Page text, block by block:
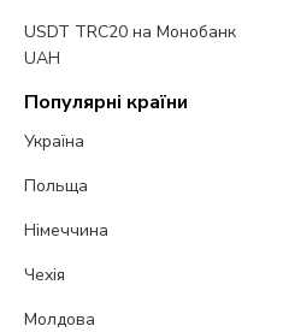
USDT TRC20 на Монобанк
UAH
Популярні країни
Україна
Польща
Німеччина
Чехія
Молдова